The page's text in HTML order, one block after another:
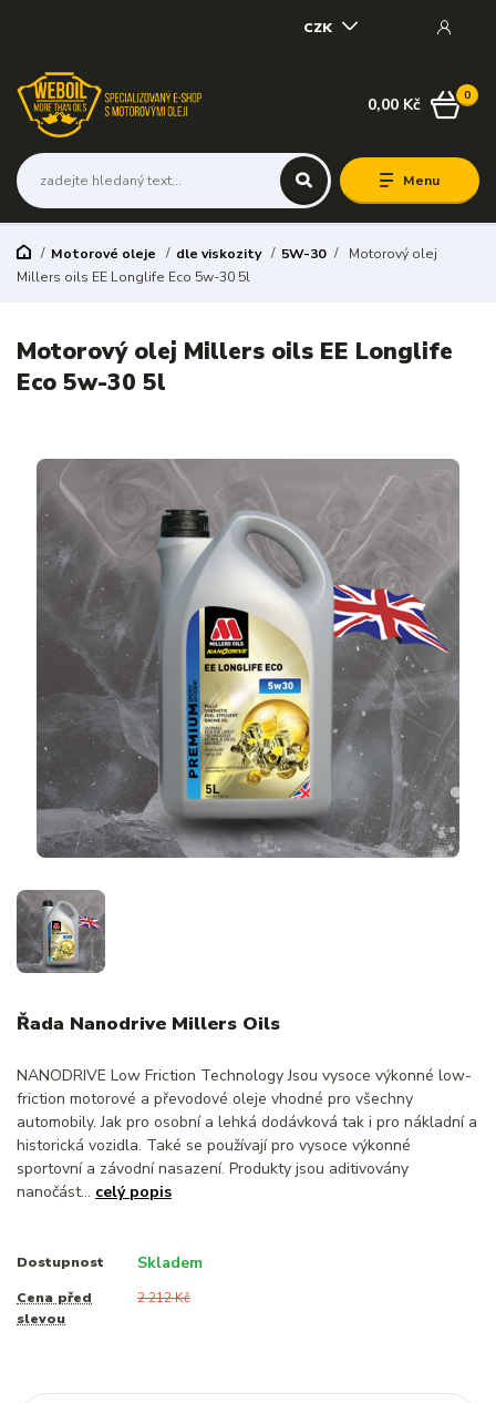
Menu
CZK
0
0,00 Kč
Motorové oleje dle viskozity 5W-30
Motorový olej
Millers oils EE Longlife Eco 5w-30 5l
Motorový olej Millers oils EE Longlife
Eco 5w-30 5l
Řada Nanodrive Millers Oils
NANODRIVE Low Friction Technology Jsou vysoce výkonné low-
friction motorové a převodové oleje vhodné pro všechny
automobily. Jak pro osobní a lehká dodávková tak i pro nákladní a
historická vozidla. Také se používají pro vysoce výkonné
sportovní a závodní nasazení. Produkty jsou aditivovány
nanočást... celý popis
Dostupnost Skladem
Cena před
slevou
2 212 Kč